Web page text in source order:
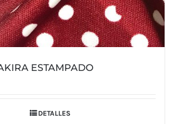
ESTAMPADO
DETALLES